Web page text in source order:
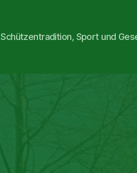
Schützentradition, Sport und